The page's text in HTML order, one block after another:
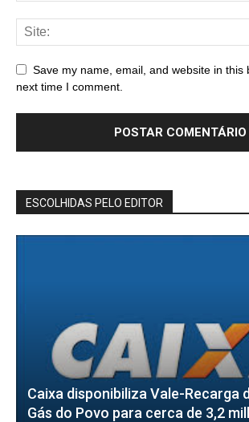
Save my name, email, and website in this
next time I comment.
ESCOLHIDAS PELO EDITOR
Caixa disponibiliza Vale-Recarga
Gás do Povo para cerca de 3,2